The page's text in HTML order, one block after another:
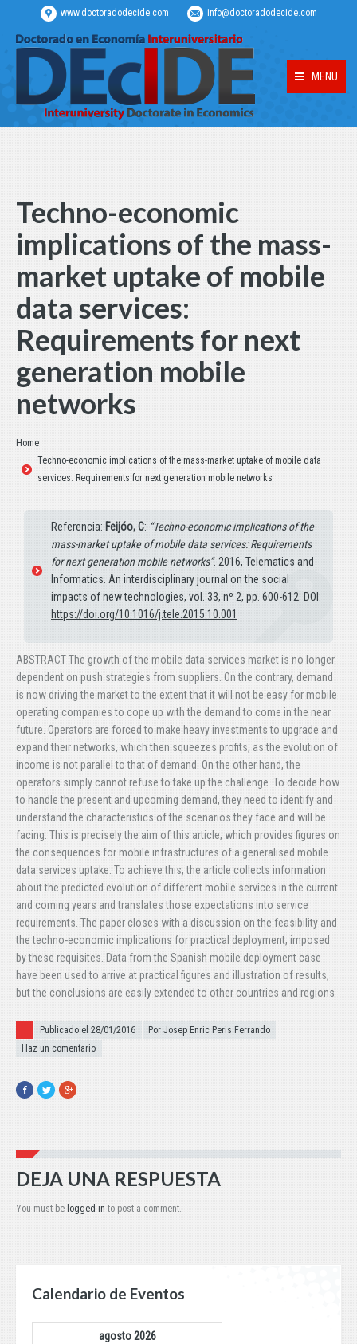
www.doctoradodecide.com info@doctoradodecide.com
MENU
Techno-economic
implications of the mass-
market uptake of mobile
data services:
Requirements for next
generation mobile
networks
Estás aquí:
Home
Techno-economic implications of the mass-market uptake of mobile data
services: Requirements for next generation mobile networks
Referencia: Feijóo, C: “Techno-economic implications of the
mass-market uptake of mobile data services: Requirements
for next generation mobile networks”. 2016, Telematics and
Informatics. An interdisciplinary journal on the social
impacts of new technologies, vol. 33, nº 2, pp. 600-612. DOI:
https://doi.org/10.1016/j.tele.2015.10.001
ABSTRACT The growth of the mobile data services market is no longer
dependent on push strategies from suppliers. On the contrary, demand
is now driving the market to the extent that it will not be easy for mobile
operating companies to cope up with the demand to come in the near
future. Operators are forced to make heavy investments to upgrade and
expand their networks, which then squeezes profits, as the evolution of
income is not parallel to that of demand. On the other hand, the
operators simply cannot refuse to take up the challenge. To decide how
to handle the present and upcoming demand, they need to identify and
understand the characteristics of the scenarios they face and will be
facing. This is precisely the aim of this article, which provides figures on
the consequences for mobile infrastructures of a generalised mobile
data services uptake. To achieve this, the article collects information
about the predicted evolution of different mobile services in the current
and coming years and translates those expectations into service
requirements. The paper closes with a discussion on the feasibility and
the techno-economic implications for practical deployment, imposed
by these requisites. Data from the Spanish mobile deployment case
have been used to arrive at practical figures and illustration of results,
but the conclusions are easily extended to other countries and regions
Publicado el
Publicado el 28/01/2016
Por Josep Enric Peris Ferrando
Haz un comentario
Facebook
TwitterGoogle+
DEJA UNA RESPUESTA
You must be logged in to post a comment.
Calendario de Eventos
agosto 2026